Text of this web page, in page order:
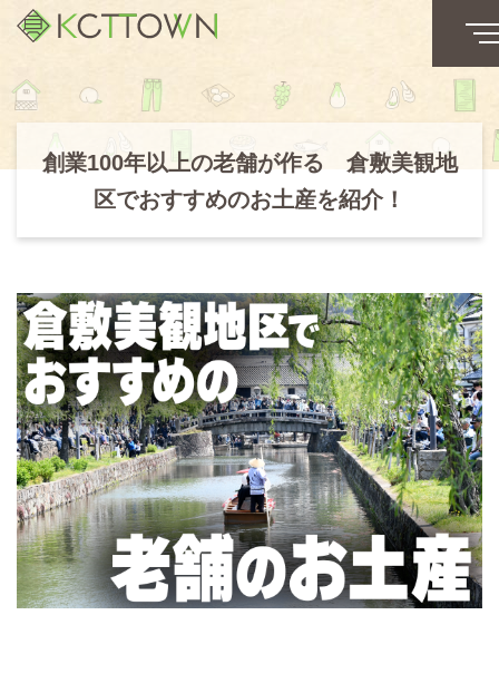
創業100年以上の老舗が作る 倉敷美観地
区でおすすめのお土産を紹介！